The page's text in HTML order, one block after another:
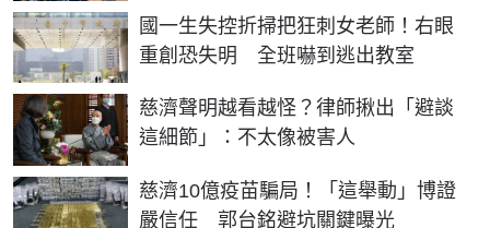
國一生失控折掃把狂刺女老師！右眼
重創恐失明 全班嚇到逃出教室
慈濟聲明越看越怪？律師揪出「避談
這細節」：不太像被害人
慈濟10億疫苗騙局！「這舉動」博證
嚴信任 郭台銘避坑關鍵曝光